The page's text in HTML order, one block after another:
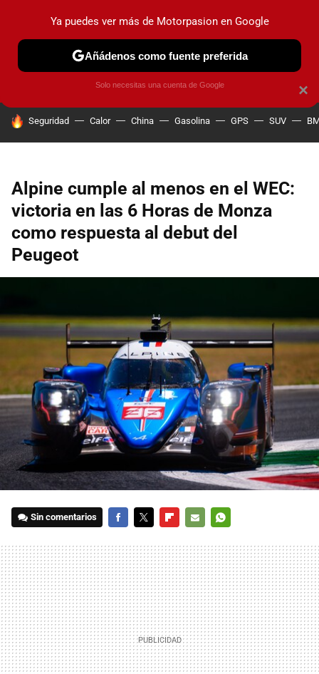
PRUEBAS COCHES ELÉCTRICOS OBSERVATORIO
HOY SE HABLA DE
Seguridad Calor China Gasolina GPS SUV
Alpine cumple al menos en el WEC:
victoria en las 6 Horas de Monza
como respuesta al debut del
Peugeot
Sin comentarios
MAIL
×
Ya puedes ver más de Motorpasion en Google
Añádenos como fuente preferida
Solo necesitas una cuenta de Google